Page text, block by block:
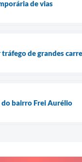
de vias
de grandes
do bairro Frei Aurélio